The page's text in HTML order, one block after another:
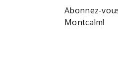
Abonnez-
Montcalm!